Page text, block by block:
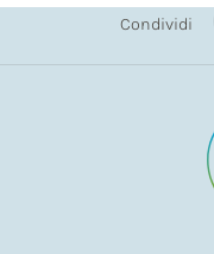
Condividi